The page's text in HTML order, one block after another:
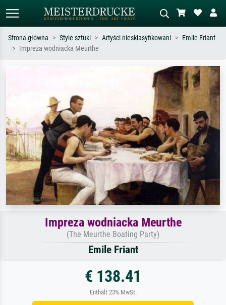
impresjonizm, fala Hokusaia, akt.
Opisz scenę – np. zielona łąka,
abstrakcja z czerwienią, ciemny olej,
stojący akt obok drzewa.
Strona główna Style sztuki Artyści niesklasyfikowani
Emile Friant
Impreza wodniacka Meurthe
Impreza wodniacka Meurthe
(The Meurthe Boating Party)
Emile Friant
€ 138.41
Enthält 23% MwSt.